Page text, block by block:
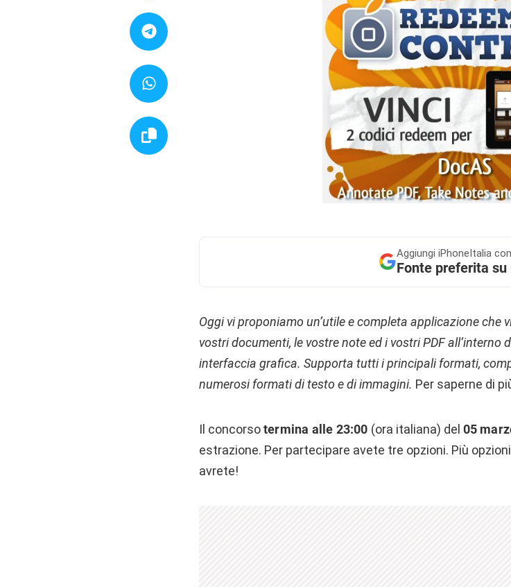
Aggiungi iPhoneItalia
Fonte preferita su
Oggi vi proponiamo un’utile e completa applicazione che
vostri documenti, le vostre note ed i vostri PDF all’interno
interfaccia grafica. Supporta tutti i principali formati,
numerosi formati di testo e di immagini. Per saperne di
Il concorsotermina alle 23:00 (ora italiana) del 05
estrazione. Per partecipare avete tre opzioni. Più
avrete!